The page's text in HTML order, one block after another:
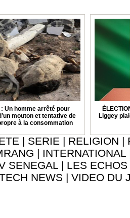
: Un homme arrêté pour
mouton et tentative de
à la consommation
Liggey
| SERIE | RELIGION |
| INTERNATIONAL
SENEGAL | LES ECHOS
NEWS | VIDEO DU